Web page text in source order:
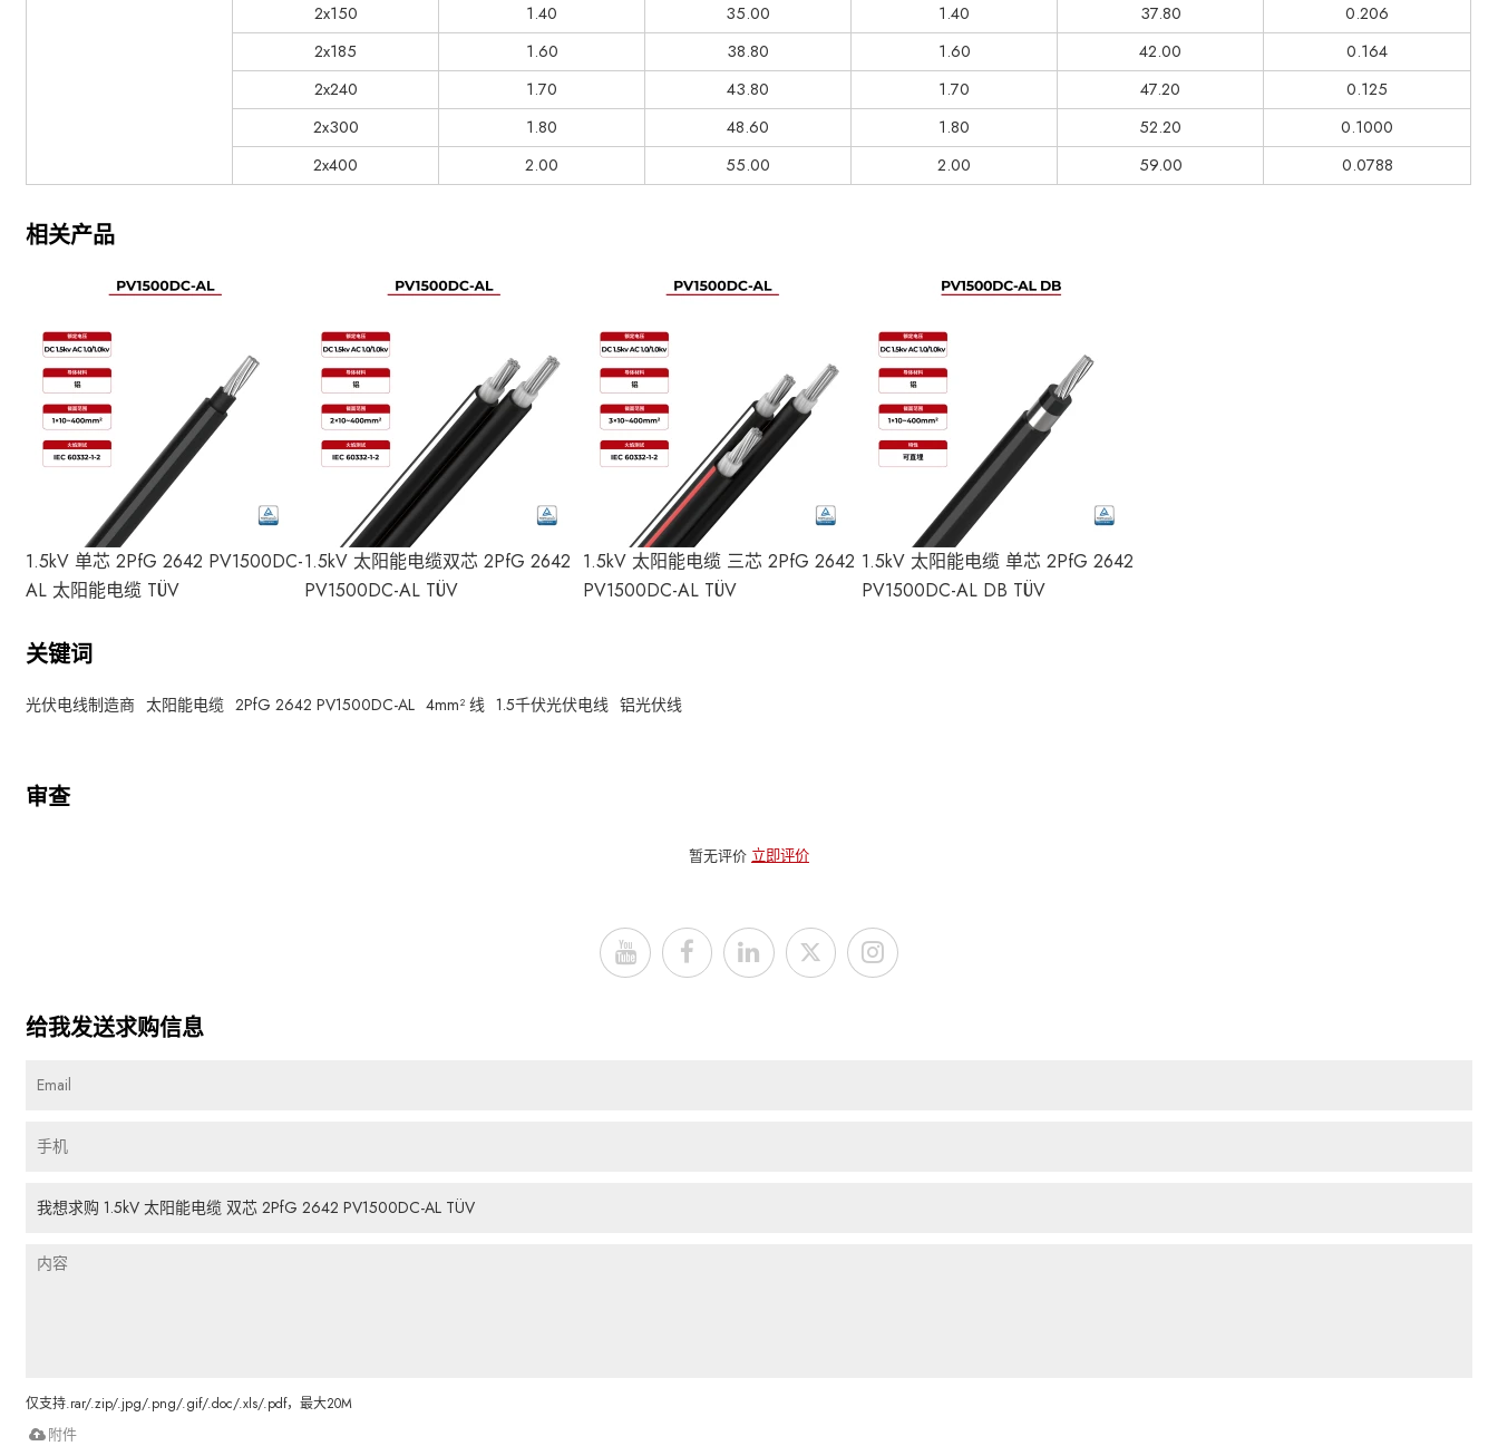
2x150
1.40 35.00 1.40 37.80
0.206
2x185
1.60 38.80 1.60 42.00
0.164
2x240
1.70 43.80 1.70 47.20
0.125
2x300
1.80 48.60 1.80 52.20
0.1000
2x400
2.00 55.00 2.00 59.00 0.0788
相关产品
1.5kV 单芯 2PfG 2642 PV1500DC-
AL 太阳能电缆 TÜV
1.5kV 太阳能电缆双芯 2PfG 2642
PV1500DC-AL TÜV
1.5kV 太阳能电缆 三芯 2PfG 2642
PV1500DC-AL TÜV
1.5kV 太阳能电缆 单芯 2PfG 2642
PV1500DC-AL DB TÜV
关键词
光伏电线制造商 太阳能电缆 2PfG 2642 PV1500DC-AL 4mm² 线 1.5千伏光伏电线 铝光伏线
审查
暂无评价 立即评价
给我发送求购信息
仅支持.rar/.zip/.jpg/.png/.gif/.doc/.xls/.pdf，最大20M
附件